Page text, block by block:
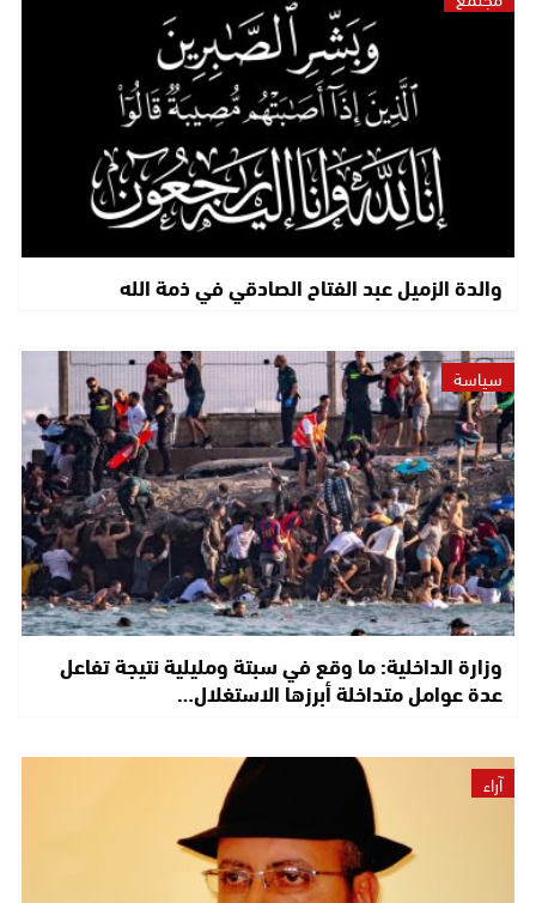
والدة الزميل عبد الفتاح الصادقي في ذمة الله
سياسة
وزارة الداخلية: ما وقع في سبتة ومليلية نتيجة تفاعل
عدة عوامل متداخلة أبرزها الاستغلال…
آراء